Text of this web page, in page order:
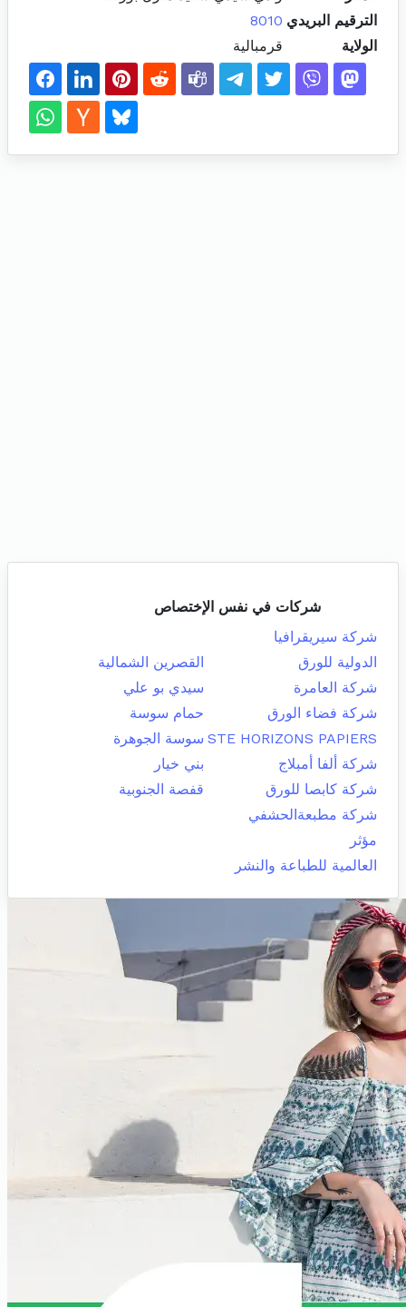
الترقيم البريدي 8010
الولاية
قرمبالية
شركات في نفس الإختصاص
شركة سيريقرافيا
الدولية للورق
القصرين الشمالية
شركة العامرة
سيدي بو علي
شركة فضاء الورق
حمام سوسة
STE HORIZONS PAPIERS سوسة الجوهرة
شركة ألفا أمبلاج
بني خيار
شركة كابصا للورق
قفصة الجنوبية
شركة مطبعةالحشفي
مؤثر
العالمية للطباعة والنشر